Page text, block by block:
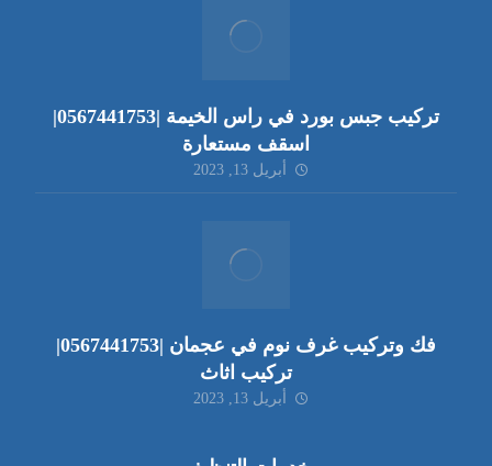
تركيب جبس بورد في راس الخيمة |0567441753|
اسقف مستعارة
أبريل 13, 2023
فك وتركيب غرف نوم في عجمان |0567441753|
تركيب اثاث
أبريل 13, 2023